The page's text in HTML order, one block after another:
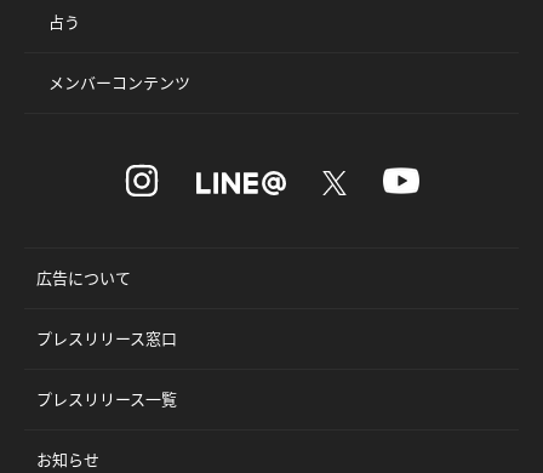
占う
メンバーコンテンツ
広告について
プレスリリース窓口
プレスリリース一覧
お知らせ